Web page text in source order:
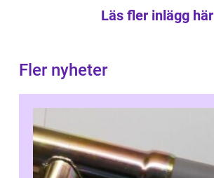
Läs fler inlägg här
Fler nyheter